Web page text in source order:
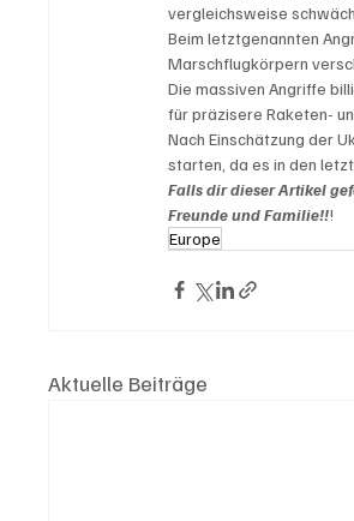
vergleichsweise
Beim letztgenannten
Marschflugkörpern
Die massiven Angriffe
für präzisere Raketen-
Nach Einschätzung der
starten, da es in den
Falls dir dieser Artikel
Freunde und Familie!!!
Europe
Aktuelle Beiträge